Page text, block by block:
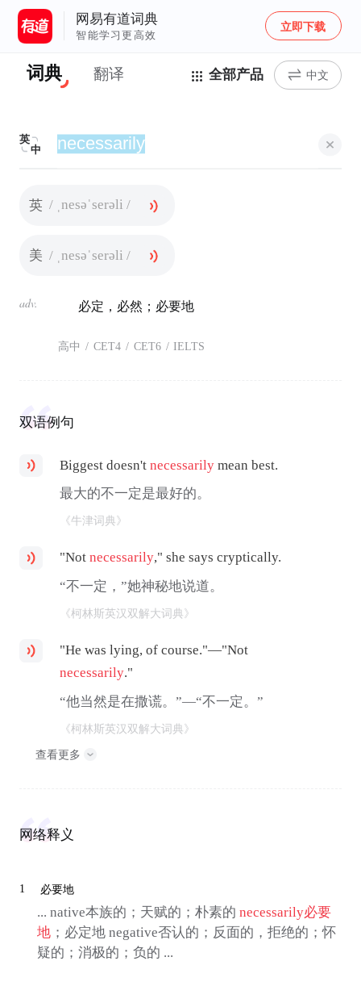
网易有道词典
智能学习更高效
立即下载
词典 翻译 全部产品 中文
英
中
英 / ˌnesəˈserəli /
美 / ˌnesəˈserəli /
adv. 必定，必然；必要地
高中 / CET4 / CET6 / IELTS
双语例句
Biggest doesn'tnecessarily mean best.
最大的不一定是最好的。
《牛津词典》
"Notnecessarily," she says cryptically.
“不一定，”她神秘地说道。
《柯林斯英汉双解大词典》
"He was lying, of course."—"Not
necessarily."
“他当然是在撒谎。”—“不一定。”
《柯林斯英汉双解大词典》
查看更多
网络释义
1 必要地
... native本族的；天赋的；朴素的 necessarily必要
地；必定地 negative否认的；反面的，拒绝的；怀
疑的；消极的；负的 ...